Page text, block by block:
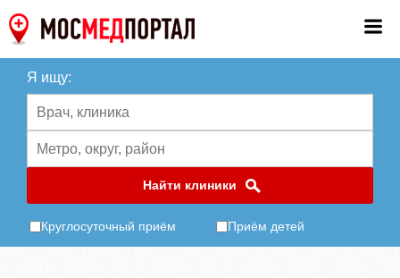
Я ищу:
Найти клиники
Круглосуточный приём Приём детей